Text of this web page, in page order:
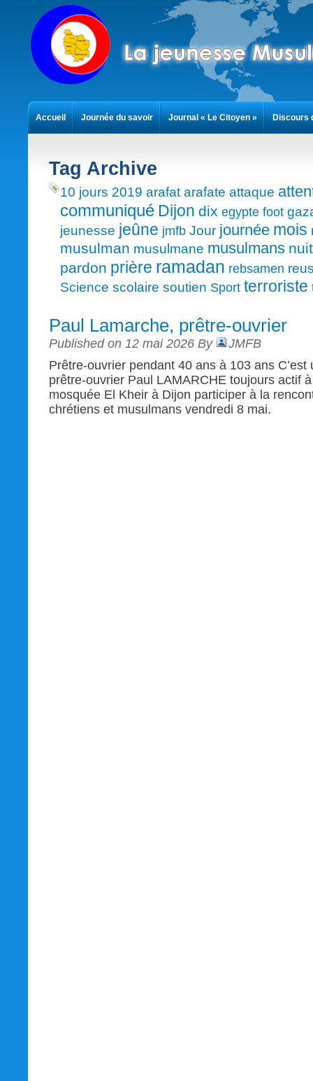
Tag Archive
10 jours 2019 arafat arafate attaque
communiqué Dijon dix egypte foot
jeunesse jeûne jmfb Jour journée mois
musulman musulmane musulmans nuit
pardon prière ramadan rebsamen
Science scolaire soutien Sport terroriste
Paul Lamarche, prêtre-ouvrier
Published on 12 mai 2026 By
JMFB
Prêtre-ouvrier pendant 40 ans à 103 ans
prêtre-ouvrier Paul LAMARCHE toujours actif
mosquée El Kheir à Dijon participer à la
chrétiens et musulmans vendredi 8 mai.
Accueil Journée du savoir Journal « Le Citoyen » Discours